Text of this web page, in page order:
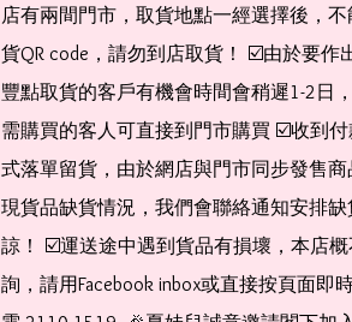
店有兩間門市，取貨地點一經選擇後，
貨QR code，請勿到店取貨！ ☑️由於要作
豐點取貨的客戶有機會時間會稍遲1-2日
需購買的客人可直接到門市購買 ☑️收到
式落單留貨，由於網店與門市同步發售
現貨品缺貨情況，我們會聯絡通知安排
諒！ ☑️運送途中遇到貨品有損壞，本店概
詢，請用Facebook inbox或直接按頁面即